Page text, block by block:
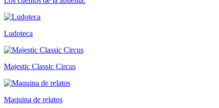
Ludoteca
Majestic Classic Circus
Maquina de relatos